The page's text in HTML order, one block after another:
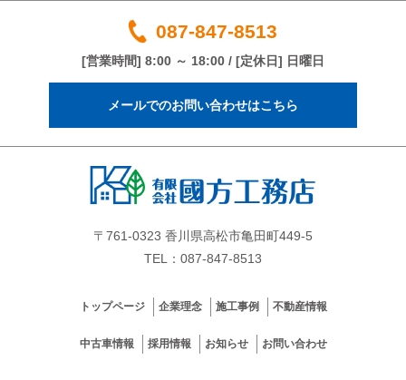
087-847-8513
[営業時間] 8:00 ～ 18:00 / [定休日] 日曜日
メールでのお問い合わせはこちら
〒761-0323 香川県高松市亀田町449-5
TEL：087-847-8513
トップページ 企業理念 施工事例 不動産情報
中古車情報 採用情報 お知らせ お問い合わせ